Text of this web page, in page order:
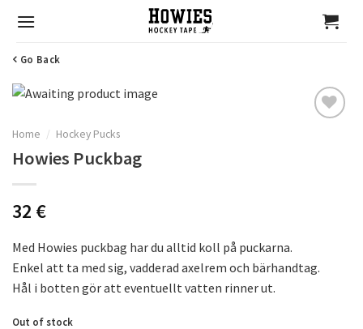
Go Back
Home / Hockey Pucks
Howies Puckbag
32 €
Med Howies puckbag har du alltid koll på puckarna.
Enkel att ta med sig, vadderad axelrem och bärhandtag.
Hål i botten gör att eventuellt vatten rinner ut.
Out of stock